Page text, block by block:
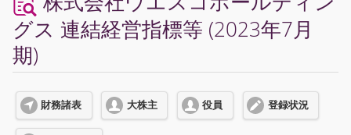
グス 連結経営指標等 (2023年7月
期)
財務諸表 大株主 役員 登録状況